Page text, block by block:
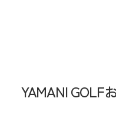
YAMANI GOLF